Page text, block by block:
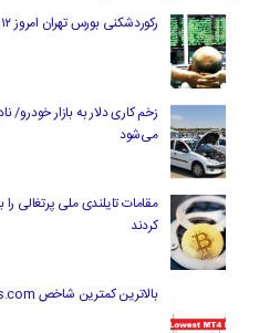
رکوردشکنی بورس تهران امروز ۱۲ مهر ۱۴۰۴| بازار سهام رونق گرفت
زخم کاری دلار به بازار
می‌شود
کردند
بالاترین کمترین شاخص MT4 – forexmt4indicators.com